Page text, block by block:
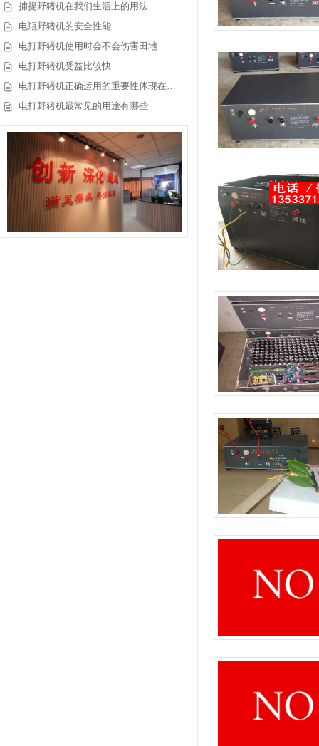
捕捉野猪机在我们生活上的用法
电瓶野猪机的安全性能
电打野猪机使用时会不会伤害田地
电打野猪机受益比较快
电打野猪机正确运用的重要性体现在…
电打野猪机最常见的用途有哪些